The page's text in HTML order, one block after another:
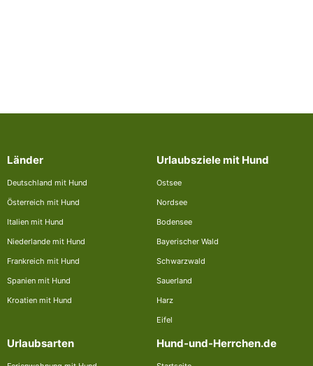
Länder
Deutschland mit Hund
Österreich mit Hund
Italien mit Hund
Niederlande mit Hund
Frankreich mit Hund
Spanien mit Hund
Kroatien mit Hund
Urlaubsziele mit Hund
Ostsee
Nordsee
Bodensee
Bayerischer Wald
Schwarzwald
Sauerland
Harz
Eifel
Urlaubsarten Hund-und-Herrchen.de